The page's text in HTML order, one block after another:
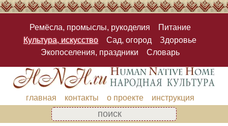
Ремёсла, промыслы, рукоделия
Питание
Культура, искусство
Сад, огород
Здоровье
Экопоселения, праздники
Словарь
главная контакты о проекте инструкция